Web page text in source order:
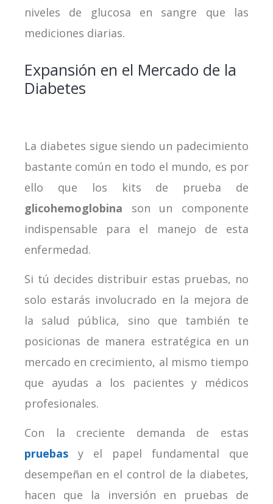
niveles de glucosa en sangre que las
mediciones diarias.
Expansión en el Mercado de la
Diabetes
La diabetes sigue siendo un padecimiento
bastante común en todo el mundo, es por
ello que los kits de prueba de
glicohemoglobina son un componente
indispensable para el manejo de esta
enfermedad.
Si tú decides distribuir estas pruebas, no
solo estarás involucrado en la mejora de
la salud pública, sino que también te
posicionas de manera estratégica en un
mercado en crecimiento, al mismo tiempo
que ayudas a los pacientes y médicos
profesionales.
Con la creciente demanda de estas
pruebas y el papel fundamental que
desempeñan en el control de la diabetes,
hacen que la inversión en pruebas de